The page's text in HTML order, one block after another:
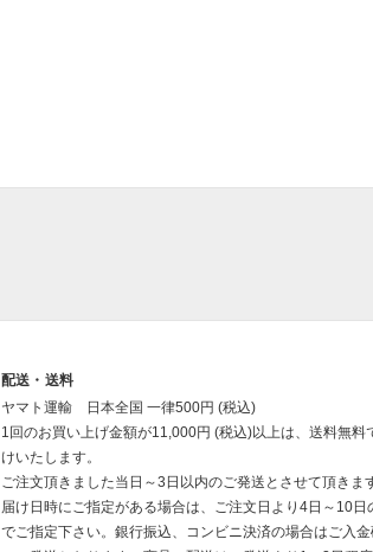
配送・送料
ヤマト運輸 日本全国 一律500円 (税込)
1回のお買い上げ金額が11,000円 (税込)以上は、送料無料
けいたします。
ご注文頂きました当日～3日以内のご発送とさせて頂きま
届け日時にご指定がある場合は、ご注文日より4日～10日
でご指定下さい。銀行振込、コンビニ決済の場合はご入金